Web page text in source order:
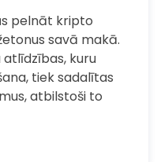
pelnāt kripto
savā makā.
kuru
tiek sadalītas
atbilstoši to